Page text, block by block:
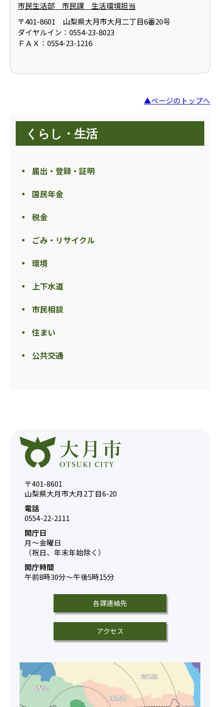
市民生活部 市民課 生活環境担当
〒401-8601 山梨県大月市大月二丁目6番20号
ダイヤルイン：0554-23-8023
ＦＡＸ：0554-23-1216
▲ページのトップへ
くらし・生活
届出・登録・証明
国民年金
税金
ごみ・リサイクル
環境
上下水道
市民相談
住まい
公共交通
〒401-8601
山梨県大月市大月2丁目6-20
電話
0554-22-2111
開庁日
月～金曜日
（祝日、年末年始除く）
開庁時間
午前8時30分～午後5時15分
各課連絡先
アクセス